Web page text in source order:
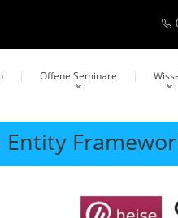
Offene Seminare